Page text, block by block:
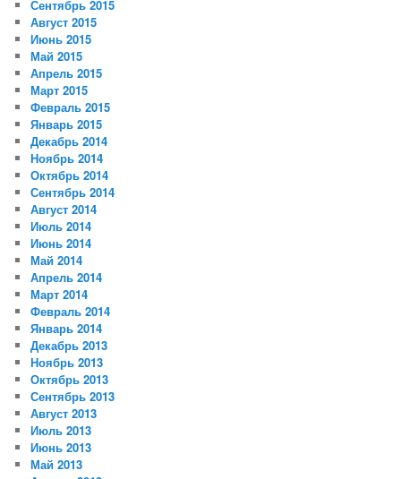
Сентябрь 2015
Август 2015
Июнь 2015
Май 2015
Апрель 2015
Март 2015
Февраль 2015
Январь 2015
Декабрь 2014
Ноябрь 2014
Октябрь 2014
Сентябрь 2014
Август 2014
Июль 2014
Июнь 2014
Май 2014
Апрель 2014
Март 2014
Февраль 2014
Январь 2014
Декабрь 2013
Ноябрь 2013
Октябрь 2013
Сентябрь 2013
Август 2013
Июль 2013
Июнь 2013
Май 2013